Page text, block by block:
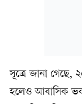
সূত্রে জানা গেছে,
হলেও আবাসিক